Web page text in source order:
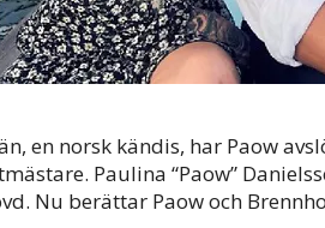
en norsk kändis, har Paow
Paulina “Paow”
Nu berättar Paow och